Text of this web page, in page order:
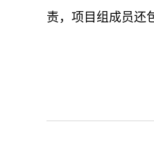
责，项目组成员还